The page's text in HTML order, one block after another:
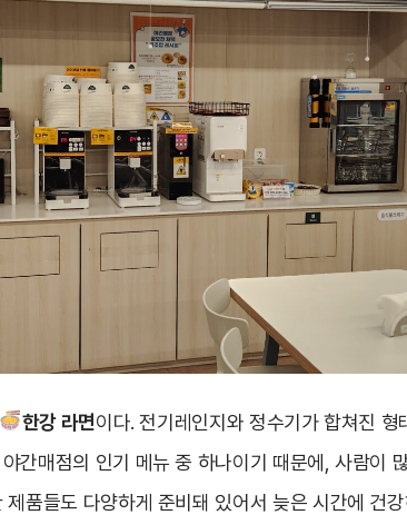
한강 라면이다. 전기레인지와 정수기가 합쳐진 형
간매점의 인기 메뉴 중 하나이기 때문에, 사람이
품들도 다양하게 준비돼 있어서 늦은 시간에 건